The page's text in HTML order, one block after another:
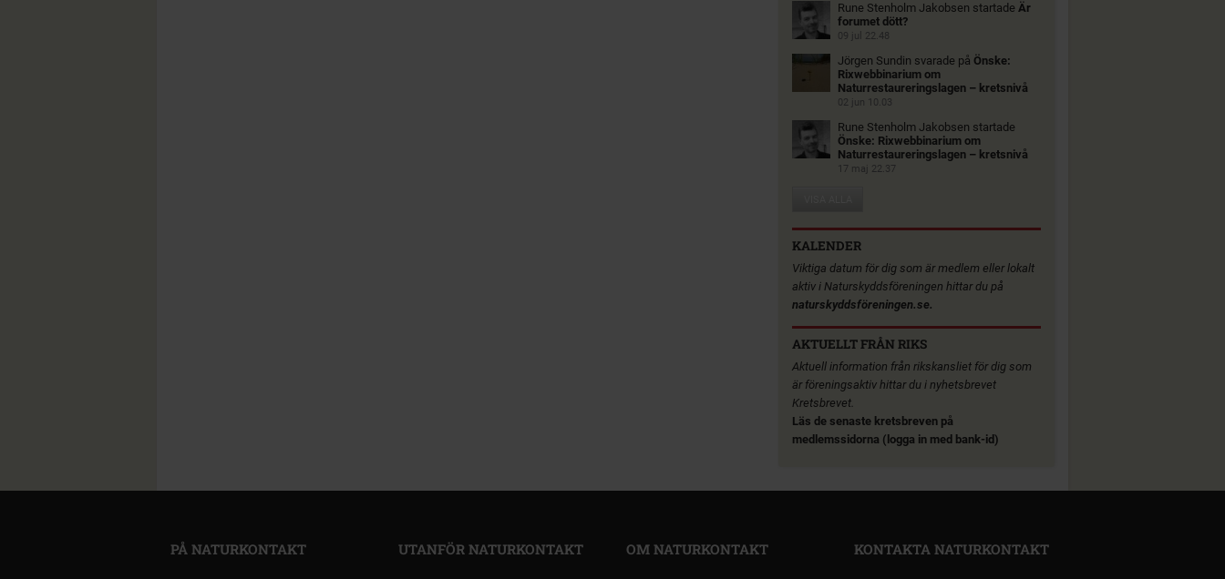
Rune Stenholm Jakobsen startade Är
forumet dött?
09 jul 22.48
Jörgen Sundin svarade på Önske:
Rixwebbinarium om
Naturrestaureringslagen – kretsnivå
02 jun 10.03
Rune Stenholm Jakobsen startade
Önske: Rixwebbinarium om
Naturrestaureringslagen – kretsnivå
17 maj 22.37
KALENDER
Viktiga datum för dig som är medlem eller lokalt
aktiv i Naturskyddsföreningen hittar du på
naturskyddsföreningen.se.
AKTUELLT FRÅN RIKS
Aktuell information från rikskansliet för dig som
är föreningsaktiv hittar du i nyhetsbrevet
Kretsbrevet.
Läs de senaste kretsbreven på
medlemssidorna (logga in med bank-id)
PÅ NATURKONTAKT UTANFÖR NATURKONTAKT OM NATURKONTAKT KONTAKTA NATURKONTAKT